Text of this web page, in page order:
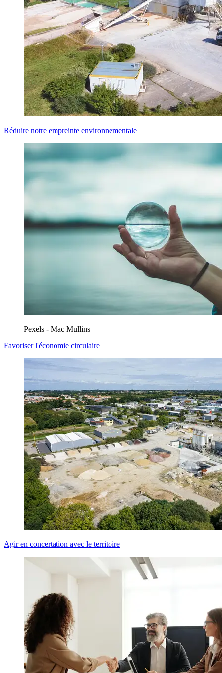
Réduire notre empreinte environnementale
Pexels - Mac Mullins
Favoriser l'économie circulaire
Agir en concertation avec le territoire